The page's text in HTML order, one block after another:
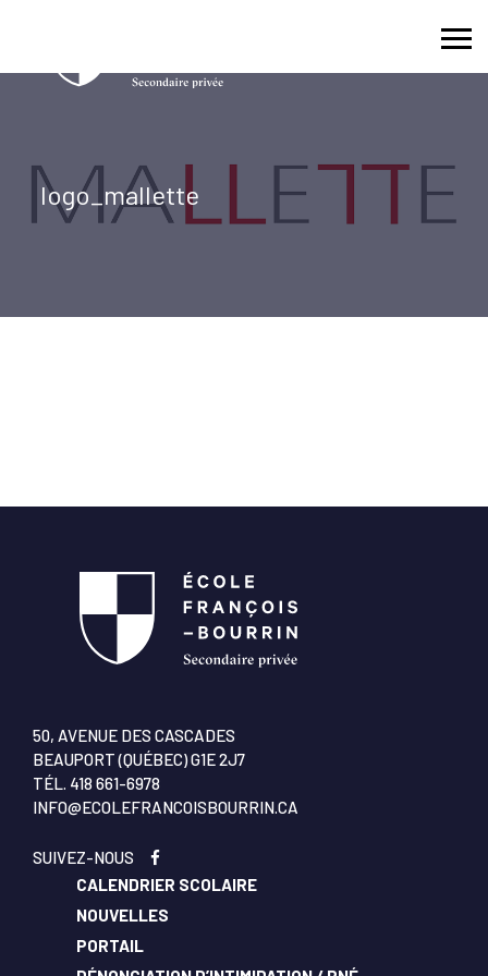
logo_mallette
50, AVENUE DES CASCADES
BEAUPORT (QUÉBEC) G1E 2J7
TÉL. 418 661-6978
INFO@ECOLEFRANCOISBOURRIN.CA
SUIVEZ-NOUS
CALENDRIER SCOLAIRE
NOUVELLES
PORTAIL